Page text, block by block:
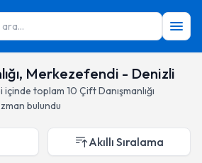
Merkezefendi - Denizli
içinde toplam 10 Çift Danışmanlığı
bulundu
Akıllı Sıralama